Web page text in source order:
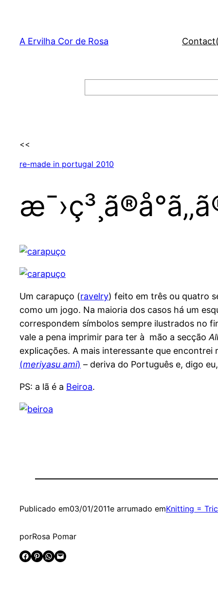
content
A Ervilha Cor de Rosa
<<
re-made in portugal 2010
Um carapuço (ravelry) feito em três ou quatro
como um jogo. Na maioria dos casos há um
correspondem símbolos sempre ilustrados no
vale a pena imprimir para ter à mão a secção
explicações. A mais interessante que
(meriyasu ami) – deriva do Português e, digo
PS: a lã é a Beiroa.
Publicado em03/01/2011e arrumado emKnitting =
porRosa Pomar
Share on Facebook
Share on Pinterest Share on WhatsApp Email this Page